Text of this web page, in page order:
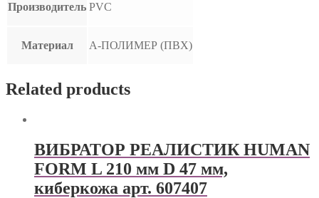
Производитель PVC
Материал А-ПОЛИМЕР (ПВХ)
Related products
ВИБРАТОР РЕАЛИСТИК HUMAN
FORM L 210 мм D 47 мм,
киберкожа арт. 607407